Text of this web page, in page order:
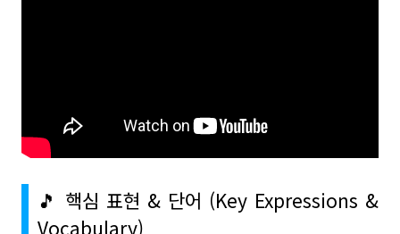
🎵 핵심 표현 & 단어 (Key Expressions &
Vocabulary)